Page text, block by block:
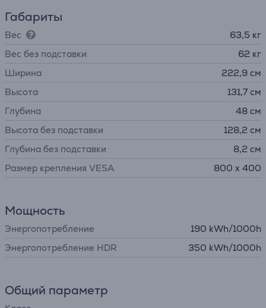
Габариты
Вес
63,5 кг
Вес без подставки
62 кг
Ширина
222,9 см
Высота
131,7 см
Глубина
48 см
Высота без подставки
128,2 см
Глубина без подставки
8,2 см
Размер крепления VESA
800 x 400
Мощность
Энергопотребление
190 kWh/1000h
Энергопотребление HDR
350 kWh/1000h
Общий параметр